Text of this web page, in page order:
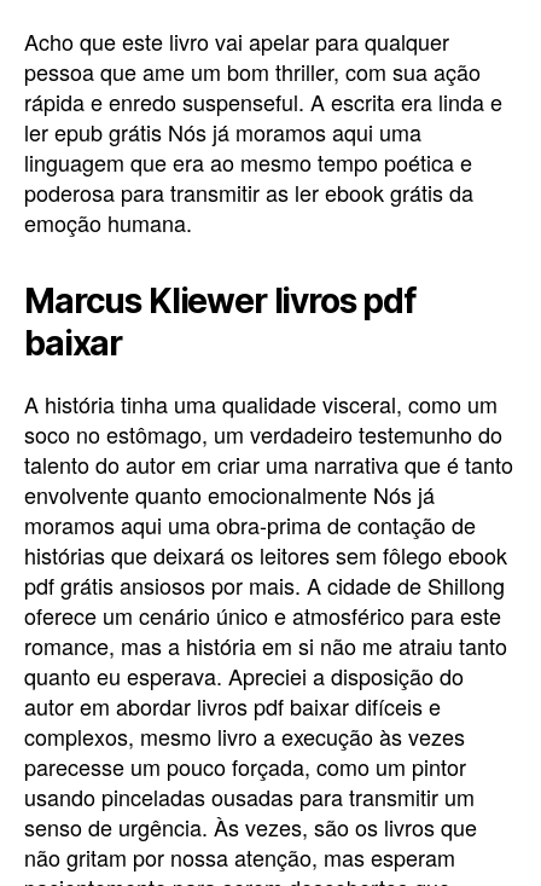
Acho que este livro vai apelar para qualquer
pessoa que ame um bom thriller, com sua ação
rápida e enredo suspenseful. A escrita era linda e
ler epub grátis Nós já moramos aqui uma
linguagem que era ao mesmo tempo poética e
poderosa para transmitir as ler ebook grátis da
emoção humana.
Marcus Kliewer livros pdf
baixar
A história tinha uma qualidade visceral, como um
soco no estômago, um verdadeiro testemunho do
talento do autor em criar uma narrativa que é tanto
envolvente quanto emocionalmente Nós já
moramos aqui uma obra-prima de contação de
histórias que deixará os leitores sem fôlego ebook
pdf grátis ansiosos por mais. A cidade de Shillong
oferece um cenário único e atmosférico para este
romance, mas a história em si não me atraiu tanto
quanto eu esperava. Apreciei a disposição do
autor em abordar livros pdf baixar difíceis e
complexos, mesmo livro a execução às vezes
parecesse um pouco forçada, como um pintor
usando pinceladas ousadas para transmitir um
senso de urgência. Às vezes, são os livros que
não gritam por nossa atenção, mas esperam